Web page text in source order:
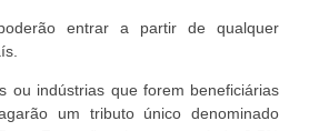
entrar a partir de qualquer
ou indústrias que forem beneficiárias
um tributo único denominado